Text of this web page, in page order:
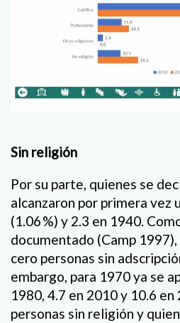
Sin religión
Por su parte, quienes se
alcanzaron por primera vez
(1.06 %) y 2.3 en 1940.
documentado (Camp
cero personas sin
embargo, para 1970 ya se
1980, 4.7 en 2010 y 10.6
personas sin religión y